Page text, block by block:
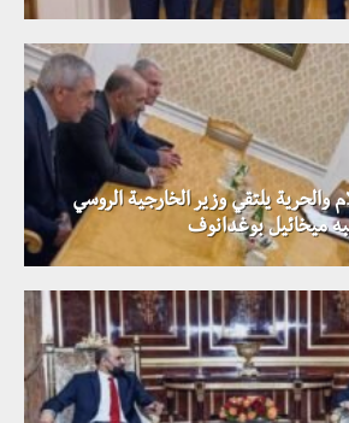
يلتقي وزير الخارجية الروسي
ميخائيل بوغدانوف